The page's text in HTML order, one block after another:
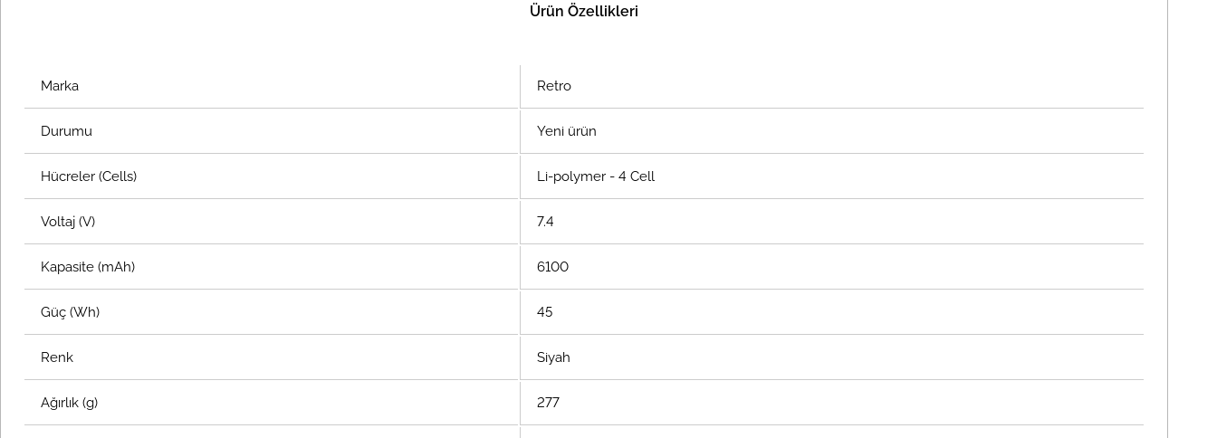
Ürün Özellikleri
Marka Retro
Durumu Yeni ürün
Hücreler (Cells) Li-polymer - 4 Cell
Voltaj (V) 7.4
Kapasite (mAh) 6100
Güç (Wh) 45
Renk Siyah
Ağırlık (g) 277